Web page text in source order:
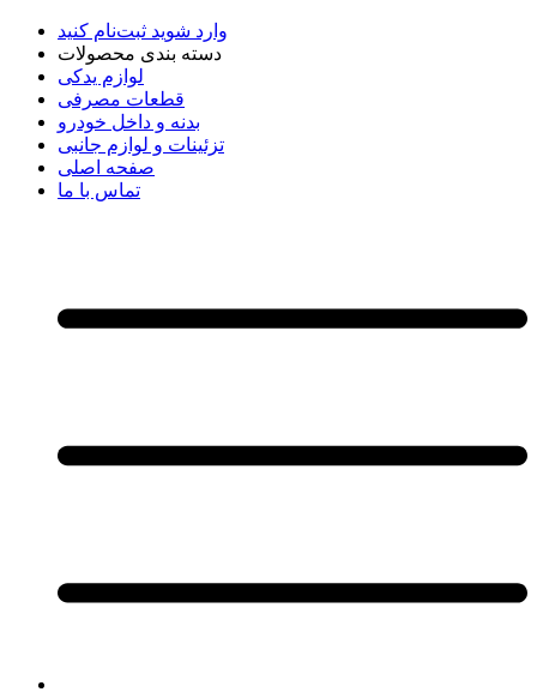
وارد شوید ثبت‌نام کنید
دسته بندی محصولات
لوازم یدکی
قطعات مصرفی
بدنه و داخل خودرو
تزئینات و لوازم جانبی
صفحه اصلی
تماس با ما